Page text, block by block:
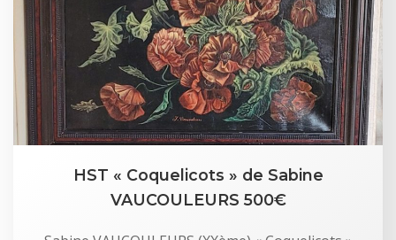
HST « Coquelicots » de Sabine
VAUCOULEURS 500€